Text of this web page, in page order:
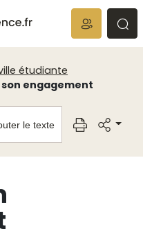
étudiante
engagement
le texte